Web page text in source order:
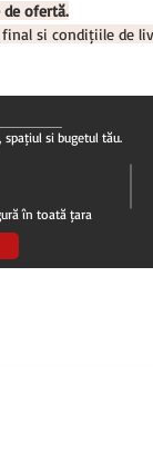
de ofertă.
și condițiile de
și bugetul tău.
în toată țara